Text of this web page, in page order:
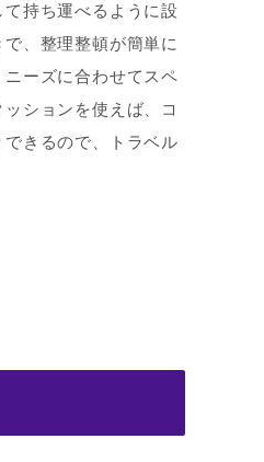
持ち運べるように設
、整理整頓が簡単に
ーズに合わせてスペ
ションを使えば、コ
きるので、トラベル